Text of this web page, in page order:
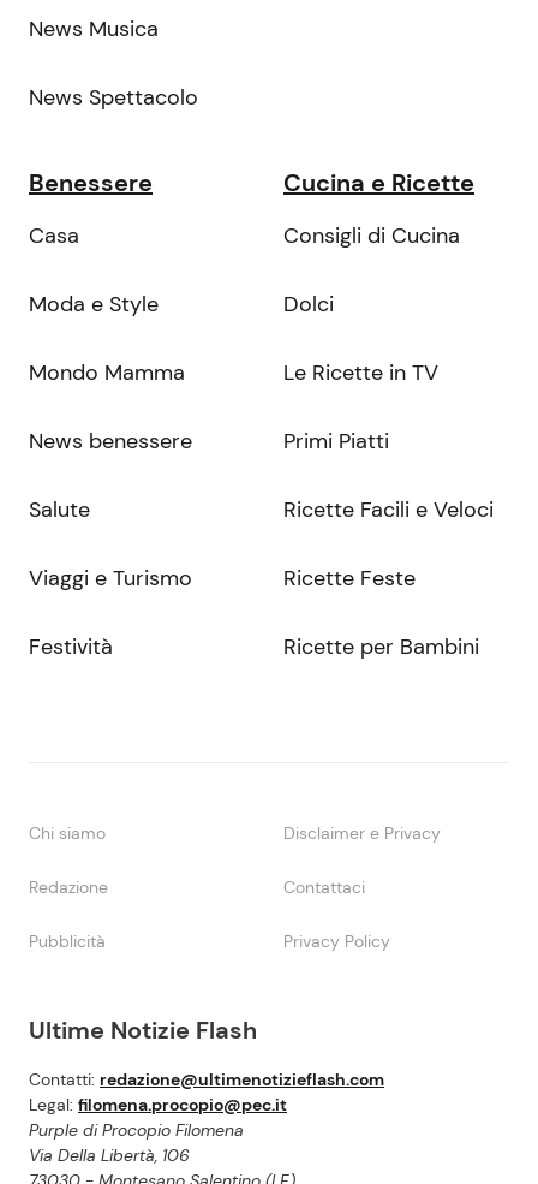
Ultime Notizie Flash
Contatti: redazione@ultimenotizieflash.com
Legal: filomena.procopio@pec.it
Purple di Procopio Filomena
Via Della Libertà, 106
News Musica
News Spettacolo
Benessere
Casa
Moda e Style
Mondo Mamma
News benessere
Salute
Viaggi e Turismo
Festività
Cucina e Ricette
Consigli di Cucina
Dolci
Le Ricette in TV
Primi Piatti
Ricette Facili e Veloci
Ricette Feste
Ricette per Bambini
Chi siamo Disclaimer e Privacy
Redazione Contattaci
Pubblicità Privacy Policy